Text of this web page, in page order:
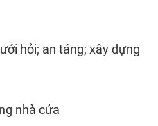
hỏi; an táng; xây dựng
nhà cửa